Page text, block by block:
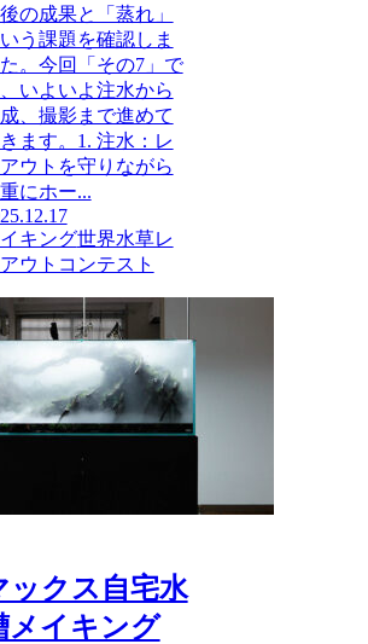
の成果と「蒸れ」
う課題を確認しま
。今回「その7」で
いよいよ注水から
、撮影まで進めて
ます。1. 注水：レ
ウトを守りながら
にホー...
イキング世界水草レ
ウトコンテスト
ックス自宅水
メイキング